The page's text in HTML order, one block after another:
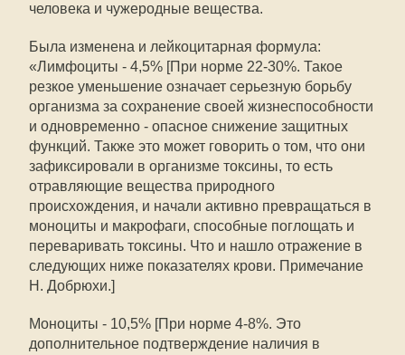
человека и чужеродные вещества.
Была изменена и лейкоцитарная формула:
«Лимфоциты - 4,5% [При норме 22-30%. Такое
резкое уменьшение означает серьезную борьбу
организма за сохранение своей жизнеспособности
и одновременно - опасное снижение защитных
функций. Также это может говорить о том, что они
зафиксировали в организме токсины, то есть
отравляющие вещества природного
происхождения, и начали активно превращаться в
моноциты и макрофаги, способные поглощать и
переваривать токсины. Что и нашло отражение в
следующих ниже показателях крови. Примечание
Н. Добрюхи.]
Моноциты - 10,5% [При норме 4-8%. Это
дополнительное подтверждение наличия в